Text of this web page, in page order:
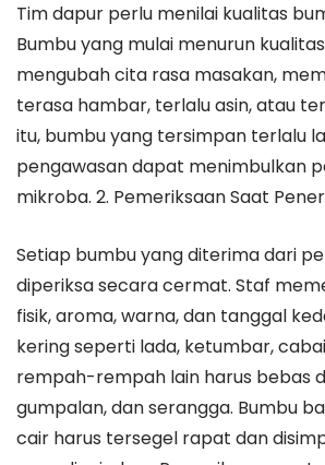
Tim dapur perlu menilai kualitas
Bumbu yang mulai menurun
mengubah cita rasa masakan,
terasa hambar, terlalu asin, atau
itu, bumbu yang tersimpan terlalu
pengawasan dapat menimbulkan
mikroba. 2. Pemeriksaan Saat
Setiap bumbu yang diterima dari
diperiksa secara cermat. Staf
fisik, aroma, warna, dan tanggal
kering seperti lada, ketumbar,
rempah-rempah lain harus bebas
gumpalan, dan serangga. Bumbu
cair harus tersegel rapat dan